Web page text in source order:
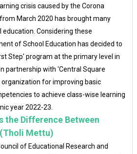
crisis caused by the Corona
March 2020 has brought many
Considering these
of School Education has decided to
Step' program at the primary level in
partnership with 'Central Square
organization for improving basic
to achieve class-wise learning
year 2022-23.
the Difference Between
(Tholi Mettu)
of Educational Research and